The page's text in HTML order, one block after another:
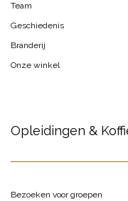
Team
Geschiedenis
Branderij
Onze winkel
Opleidingen &
Bezoeken voor groepen